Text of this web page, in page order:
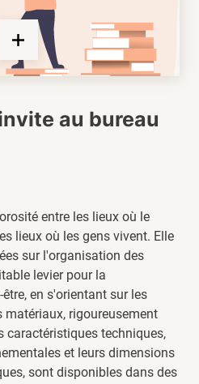
au bureau
entre les lieux où le
lieux où les gens vivent. Elle
sur l'organisation des
levier pour la
en s'orientant sur les
matériaux, rigoureusement
caractéristiques techniques,
et leurs dimensions
sont disponibles dans des